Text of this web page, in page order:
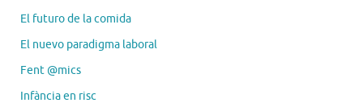
El futuro de la comida
El nuevo paradigma laboral
Fent @mics
Infància en risc